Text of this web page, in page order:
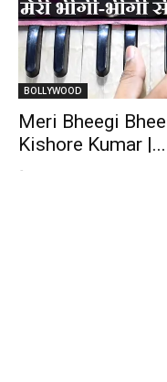
BOLLYWOOD
Meri Bheegi
Kishore Kumar |...
-